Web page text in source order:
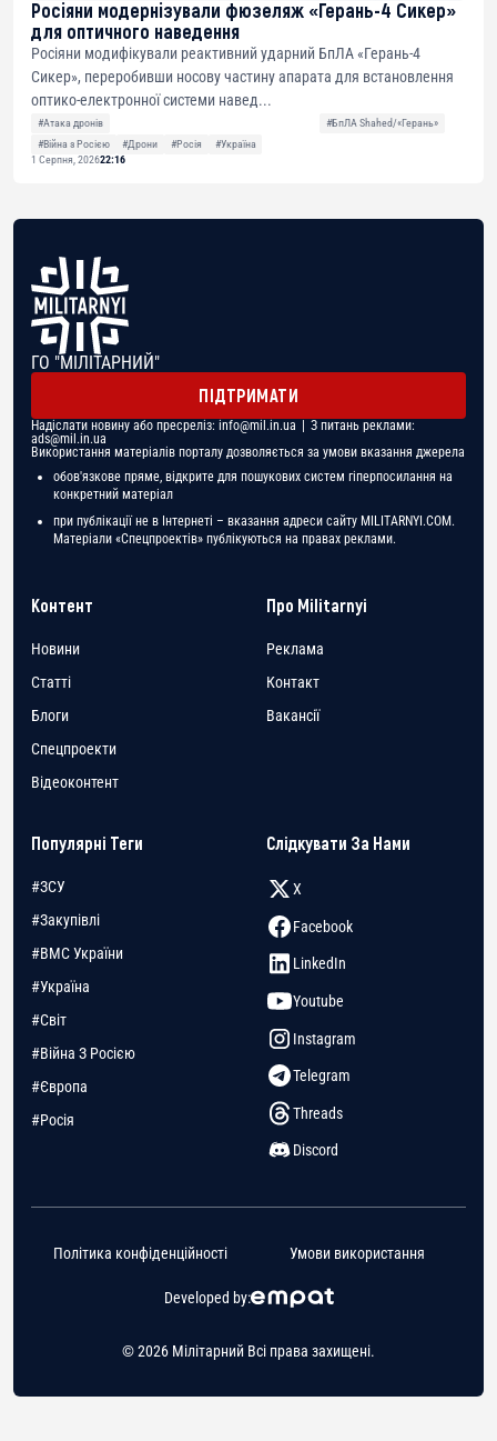
Росіяни модернізували фюзеляж «Герань-4 Сикер»
для оптичного наведення
Росіяни модифікували реактивний ударний БпЛА «Герань-4
Сикер», переробивши носову частину апарата для встановлення
оптико-електронної системи навед...
#Атака дронів
#БпЛА Shahed/«Герань»
#Війна з Росією
#Дрони #Росія
#Україна
1 Серпня, 202622:16
ГО "МІЛІТАРНИЙ"
ПІДТРИМАТИ
Надіслати новину або пресреліз: info@mil.in.ua | З питань реклами:
ads@mil.in.ua
Використання матеріалів порталу дозволяється за умови вказання джерела
обов'язкове пряме, відкрите для пошукових систем гіперпосилання на
конкретний матеріал
при публікації не в Інтернеті – вказання адреси сайту MILITARNYI.COM.
Матеріали «Спецпроектів» публікуються на правах реклами.
Контент
Новини
Статті
Блоги
Спецпроекти
Відеоконтент
Про Militarnyi
Реклама
Контакт
Вакансії
Популярні Теги
#ЗСУ
#Закупівлі
#ВМС України
#Україна
#Світ
#Війна З Росією
#Європа
#Росія
Слідкувати За Нами
X
Facebook
LinkedIn
Youtube
Instagram
Telegram
Threads
Discord
© 2026 Мілітарний Всі права захищені.
Developed by:
Політика конфіденційності Умови використання